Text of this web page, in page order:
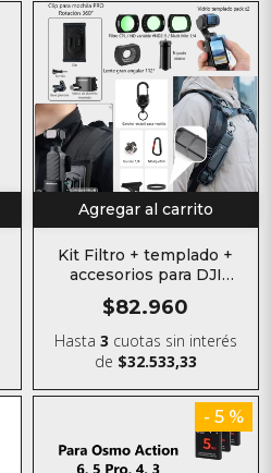
Agregar al carrito
Kit Filtro + templado +
accesorios para DJI
Osmo Pocket 3
$82.960
Hasta 3 cuotas sin interés
de $32.533,33
- 5 %